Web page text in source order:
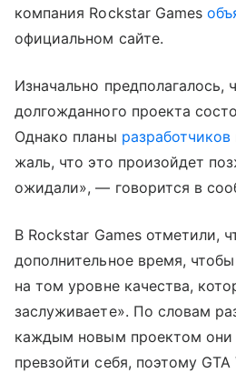
компания Rockstar Games
официальном сайте.
Изначально предполагалось,
долгожданного проекта
Однако планы разработчиков
жаль, что это произойдет
ожидали», — говорится в
В Rockstar Games отметили,
дополнительное время,
на том уровне качества,
заслуживаете». По словам
каждым новым проектом они
превзойти себя, поэтому GTA